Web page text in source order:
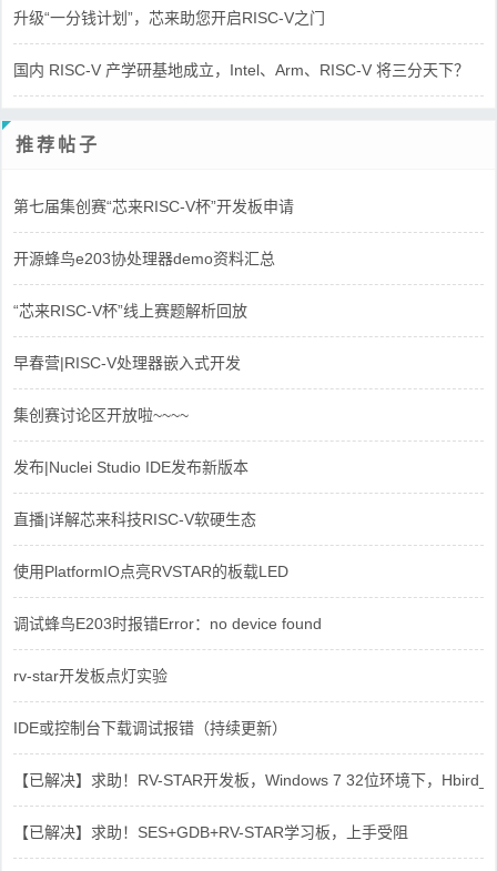
升级“一分钱计划”，芯来助您开启RISC-V之门
国内 RISC-V 产学研基地成立，Intel、Arm、RISC-V 将三分天下？
推荐帖子
第七届集创赛“芯来RISC-V杯”开发板申请
开源蜂鸟e203协处理器demo资料汇总
“芯来RISC-V杯”线上赛题解析回放
早春营|RISC-V处理器嵌入式开发
集创赛讨论区开放啦~~~~
发布|Nuclei Studio IDE发布新版本
直播|详解芯来科技RISC-V软硬生态
使用PlatformIO点亮RVSTAR的板载LED
调试蜂鸟E203时报错Error：no device found
rv-star开发板点灯实验
IDE或控制台下载调试报错（持续更新）
【已解决】求助！RV-STAR开发板，Windows 7 32位环境下，
【已解决】求助！SES+GDB+RV-STAR学习板，上手受阻